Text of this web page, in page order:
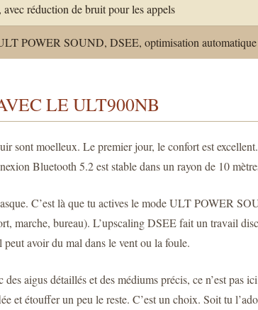
avec réduction de bruit pour les appels
POWER SOUND, DSEE, optimisation
LE ULT900NB
sont moelleux. Le premier jour, le confort est
Bluetooth 5.2 est stable dans un rayon de 10
C’est là que tu actives le mode ULT POWER
marche, bureau). L’upscaling DSEE fait un travail
avoir du mal dans le vent ou la foule.
aigus détaillés et des médiums précis, ce n’est pas
étouffer un peu le reste. C’est un choix. Soit tu